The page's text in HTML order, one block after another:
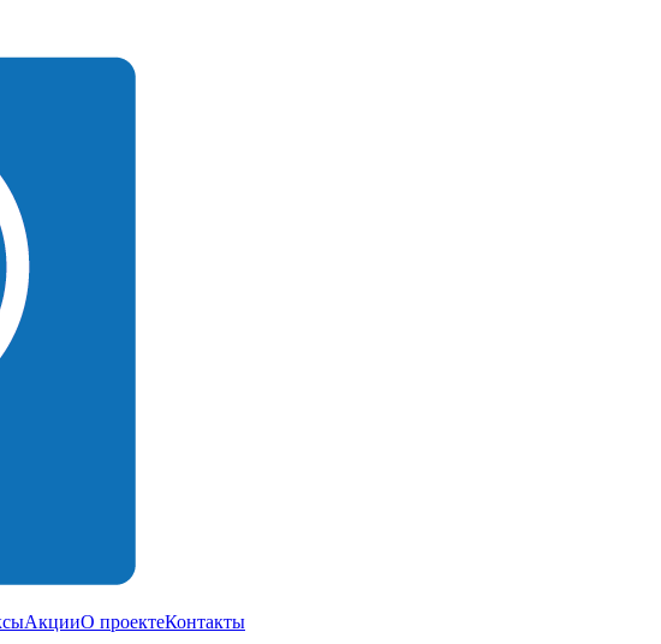
АкцииО проектеКонтакты